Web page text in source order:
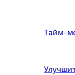
Тайм-